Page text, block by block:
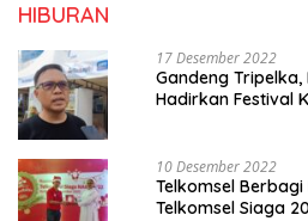
HIBURAN
17 Desember 2022
Gandeng Tripelka,
Hadirkan Festival
10 Desember 2022
Telkomsel
Telkomsel Siaga